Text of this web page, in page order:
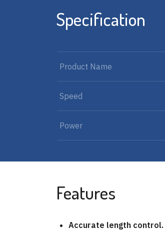
Specification
Product Name
Speed
Power
Features
Accurate length control.